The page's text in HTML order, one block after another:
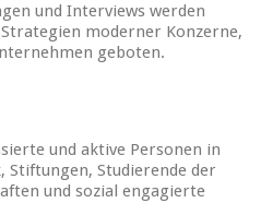
und Interviews werden
moderner Konzerne,
geboten.
und aktive Personen in
Stiftungen, Studierende der
und sozial engagierte